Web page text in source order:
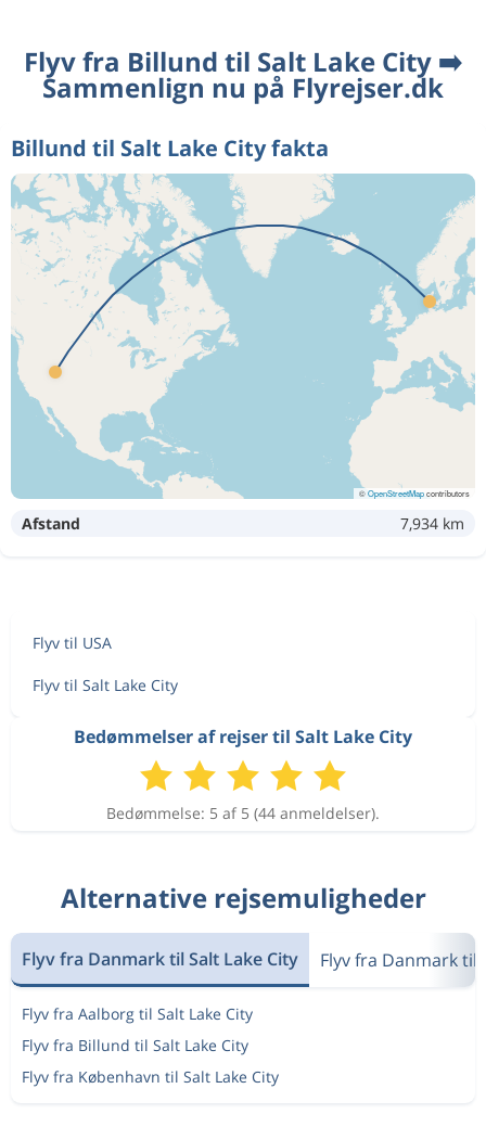
Flyv fra Billund til Salt Lake City ➡️
Sammenlign nu på Flyrejser.dk
Billund til Salt Lake City fakta
©OpenStreetMapcontributors
Afstand 7,934 km
Flyv til USA
Flyv til Salt Lake City
Bedømmelser af rejser til Salt Lake City
Bedømmelse: 5 af 5 (44 anmeldelser).
Alternative rejsemuligheder
Flyv fra Danmark til Salt Lake City Flyv fra Danmark til
Flyv fra Aalborg til Salt Lake City
Flyv fra Billund til Salt Lake City
Flyv fra København til Salt Lake City